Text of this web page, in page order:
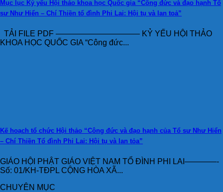
Mục lục Kỷ yếu Hội thảo khoa học Quốc gia “Công đức và đạo hạnh Tổ
sư Như Hiển – Chí Thiền tổ đình Phi Lai: Hội tụ và lan toả”
TẢI FILE PDF ——————————– KỶ YẾU HỘI THẢO
KHOA HỌC QUỐC GIA “Công đức...
Kế hoạch tổ chức Hội thảo “Công đức và đạo hạnh của Tổ sư Như Hiển
– Chí Thiền Tổ đình Phi Lai: Hội tụ và lan tỏa”
GIÁO HỘI PHẬT GIÁO VIỆT NAM TỔ ĐÌNH PHI LAI————-
Số: 01/KH-TĐPL CỘNG HÒA XÃ...
CHUYÊN MỤC